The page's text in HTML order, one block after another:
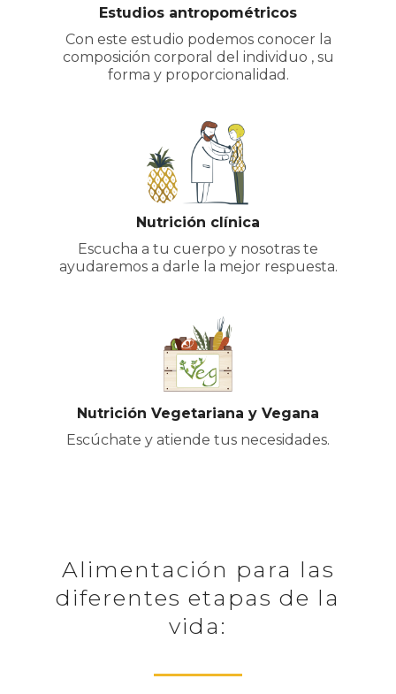
Estudios antropométricos
Con este estudio podemos conocer la
composición corporal del individuo , su
forma y proporcionalidad.
Nutrición clínica
Escucha a tu cuerpo y nosotras te
ayudaremos a darle la mejor respuesta.
Nutrición Vegetariana y Vegana
Escúchate y atiende tus necesidades.
Alimentación para las
diferentes etapas de la
vida: